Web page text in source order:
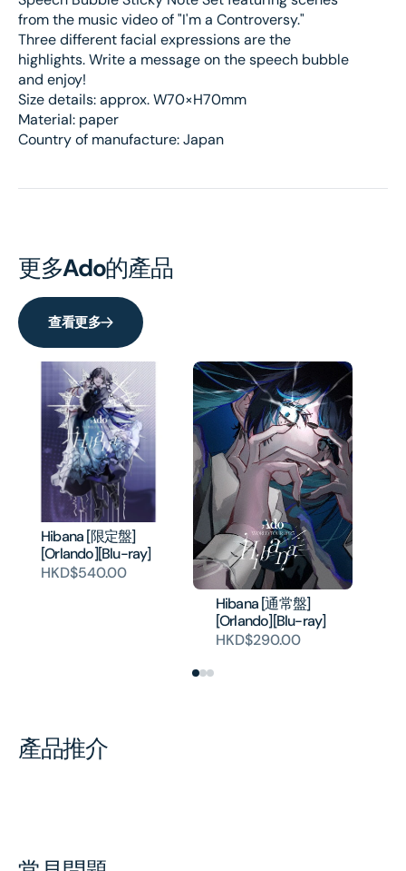
from the music video of "I'm a Controversy."
Three different facial expressions are the
highlights. Write a message on the speech bubble
and enjoy!
Size details: approx. W70×H70mm
Material: paper
Country of manufacture: Japan
更多Ado的產品
查看更多
Hibana [限定盤]
[Orlando][Blu-ray]
HKD$540.00
Hibana [通常盤]
[Orlando][Blu-ray]
HKD$290.00
產品推介